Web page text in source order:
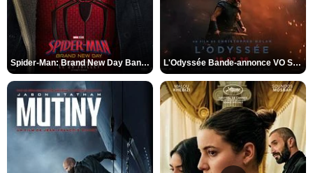
Spider-Man: Brand New Day Bande-annonce VO STFR L'Odyssée Bande-annonce VO STFR